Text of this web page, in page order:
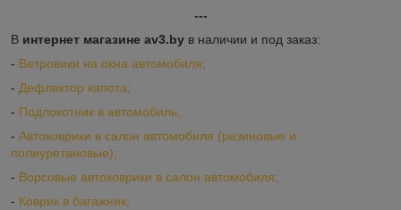
---
В интернет магазине av3.by в наличии и под заказ:
- Ветровики на окна автомобиля;
- Дефлектор капота;
- Подлокотник в автомобиль;
- Автоковрики в салон автомобиля (резиновые и
полиуретановые);
- Ворсовые автоковрики в салон автомобиля;
- Коврик в багажник;